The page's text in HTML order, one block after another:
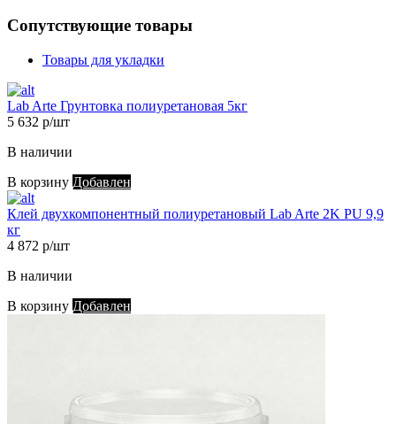
Сопутствующие товары
Товары для укладки
Lab Arte Грунтовка полиуретановая 5кг
5 632 р/шт
В наличии
В корзину Добавлен
Клей двухкомпонентный полиуретановый Lab Arte 2K PU 9,9
кг
4 872 р/шт
В наличии
В корзину Добавлен